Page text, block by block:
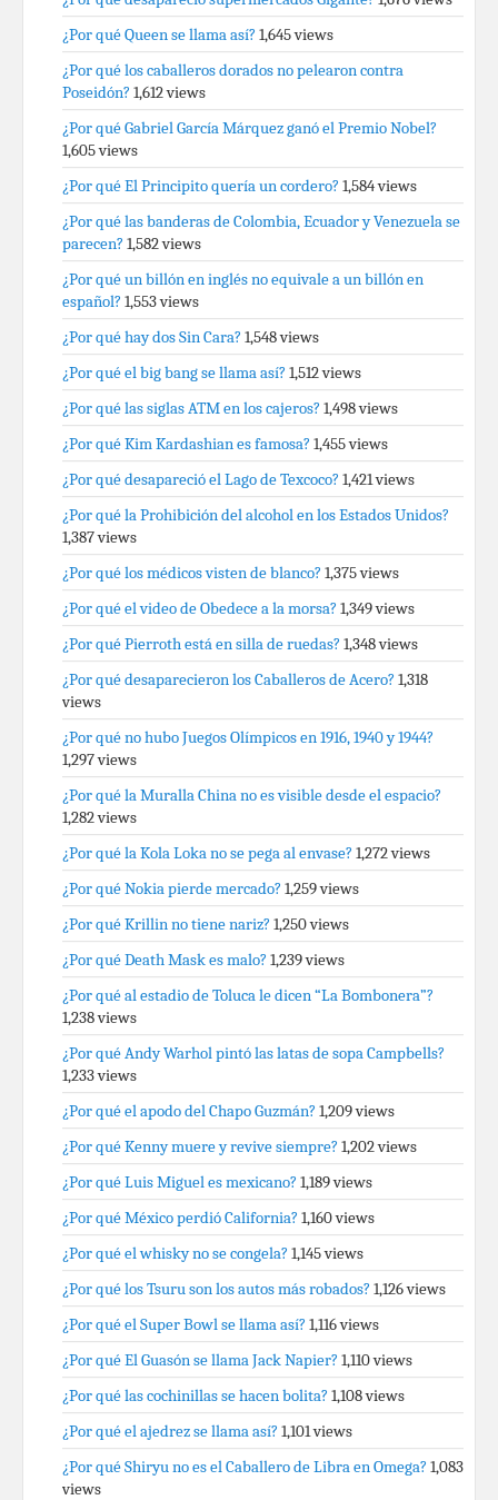
¿Por qué Queen se llama así? 1,645 views
¿Por qué los caballeros dorados no pelearon contra
Poseidón? 1,612 views
¿Por qué Gabriel García Márquez ganó el Premio Nobel?
1,605 views
¿Por qué El Principito quería un cordero? 1,584 views
¿Por qué las banderas de Colombia, Ecuador y Venezuela se
parecen? 1,582 views
¿Por qué un billón en inglés no equivale a un billón en
español? 1,553 views
¿Por qué hay dos Sin Cara? 1,548 views
¿Por qué el big bang se llama así? 1,512 views
¿Por qué las siglas ATM en los cajeros? 1,498 views
¿Por qué Kim Kardashian es famosa? 1,455 views
¿Por qué desapareció el Lago de Texcoco? 1,421 views
¿Por qué la Prohibición del alcohol en los Estados Unidos?
1,387 views
¿Por qué los médicos visten de blanco? 1,375 views
¿Por qué el video de Obedece a la morsa? 1,349 views
¿Por qué Pierroth está en silla de ruedas? 1,348 views
¿Por qué desaparecieron los Caballeros de Acero? 1,318
views
¿Por qué no hubo Juegos Olímpicos en 1916, 1940 y 1944?
1,297 views
¿Por qué la Muralla China no es visible desde el espacio?
1,282 views
¿Por qué la Kola Loka no se pega al envase? 1,272 views
¿Por qué Nokia pierde mercado? 1,259 views
¿Por qué Krillin no tiene nariz? 1,250 views
¿Por qué Death Mask es malo? 1,239 views
¿Por qué al estadio de Toluca le dicen “La Bombonera”?
1,238 views
¿Por qué Andy Warhol pintó las latas de sopa Campbells?
1,233 views
¿Por qué el apodo del Chapo Guzmán? 1,209 views
¿Por qué Kenny muere y revive siempre? 1,202 views
¿Por qué Luis Miguel es mexicano? 1,189 views
¿Por qué México perdió California? 1,160 views
¿Por qué el whisky no se congela? 1,145 views
¿Por qué los Tsuru son los autos más robados? 1,126 views
¿Por qué el Super Bowl se llama así? 1,116 views
¿Por qué El Guasón se llama Jack Napier? 1,110 views
¿Por qué las cochinillas se hacen bolita? 1,108 views
¿Por qué el ajedrez se llama así? 1,101 views
¿Por qué Shiryu no es el Caballero de Libra en Omega? 1,083
views